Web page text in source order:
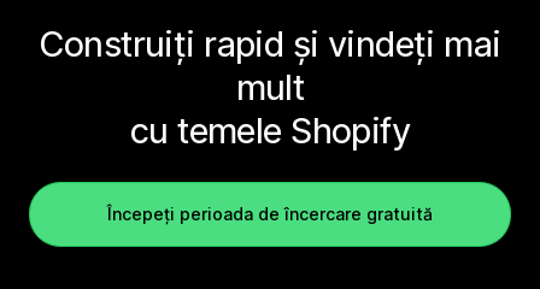
Construiți rapid și vindeți mai
mult
cu temele Shopify
Începeți perioada de încercare gratuită